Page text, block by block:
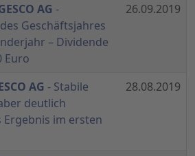
AG -
Geschäftsjahres
– Dividende
Euro
26.09.2019
AG - Stabile
deutlich
im ersten
28.08.2019